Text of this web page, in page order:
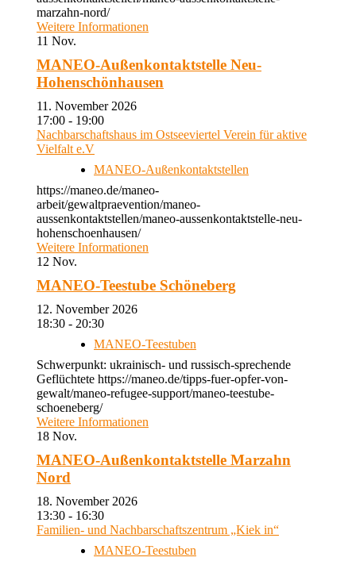
marzahn-nord/
Weitere Informationen
11 Nov.
MANEO-Außenkontaktstelle Neu-
Hohenschönhausen
11. November 2026
17:00 - 19:00
Nachbarschaftshaus im Ostseeviertel Verein für aktive
Vielfalt e.V
MANEO-Außenkontaktstellen
https://maneo.de/maneo-
arbeit/gewaltpraevention/maneo-
aussenkontaktstellen/maneo-aussenkontaktstelle-neu-
hohenschoenhausen/
Weitere Informationen
12 Nov.
MANEO-Teestube Schöneberg
12. November 2026
18:30 - 20:30
MANEO-Teestuben
Schwerpunkt: ukrainisch- und russisch-sprechende
Geflüchtete https://maneo.de/tipps-fuer-opfer-von-
gewalt/maneo-refugee-support/maneo-teestube-
schoeneberg/
Weitere Informationen
18 Nov.
MANEO-Außenkontaktstelle Marzahn
Nord
18. November 2026
13:30 - 16:30
Familien- und Nachbarschaftszentrum „Kiek in“
MANEO-Teestuben